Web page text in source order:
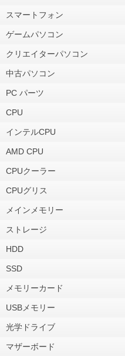
スマートフォン
ゲームパソコン
クリエイターパソコン
中古パソコン
PC パーツ
CPU
インテルCPU
AMD CPU
CPUクーラー
CPUグリス
メインメモリー
ストレージ
HDD
SSD
メモリーカード
USBメモリー
光学ドライブ
マザーボード